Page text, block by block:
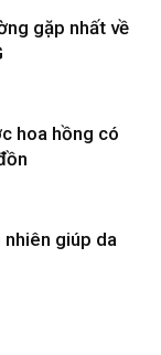
gặp nhất về
hoa hồng có
giúp da